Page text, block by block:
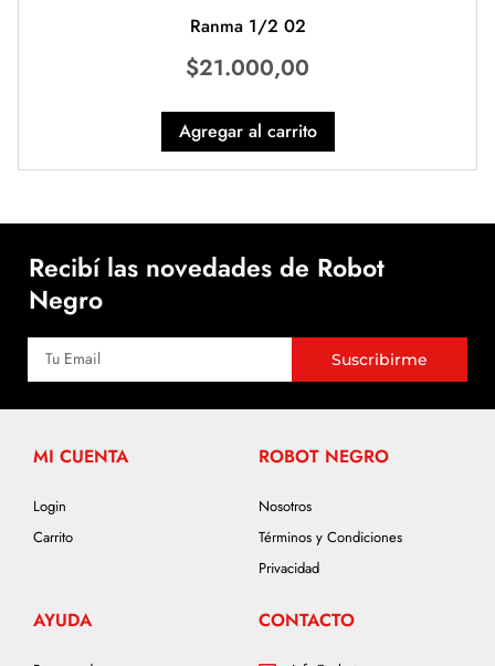
Ranma 1/2 02
$21.000,00
Agregar al carrito
Recibí las novedades de Robot
Negro
Suscribirme
MI CUENTA
Login
Carrito
ROBOT NEGRO
Nosotros
Términos y Condiciones
Privacidad
AYUDA CONTACTO